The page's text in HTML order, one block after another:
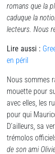
romans que la
caduque la
lecteurs. Nous
Lire aussi :
en péril
Nous sommes
mouette pour
avec elles, les
pour qui
D’ailleurs, sa
trémolos
de son ami